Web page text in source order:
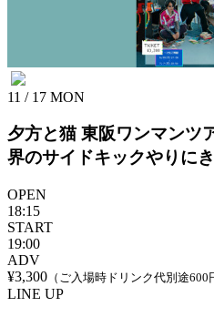
11 / 17 MON
夕方と猫東阪ワンマンツ
界のサイドキックやりにき
OPEN
18:15
START
19:00
ADV
¥3,300 （ご入場時ドリンク代別途600
LINE UP